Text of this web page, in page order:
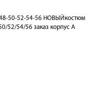
50-52-54-56 НОВЫЙкостюм
52/54/56 заказ корпус А